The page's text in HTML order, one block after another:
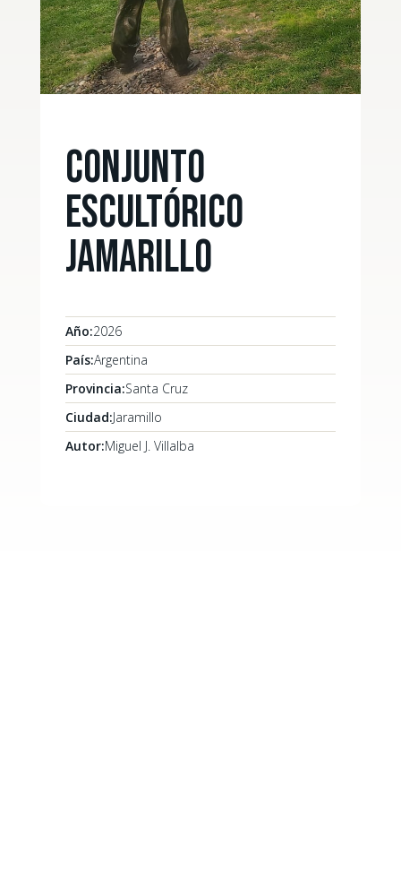
Conjunto
Escultórico
Jamarillo
Año:2026
País:Argentina
Provincia:Santa Cruz
Ciudad:Jaramillo
Autor:Miguel J. Villalba